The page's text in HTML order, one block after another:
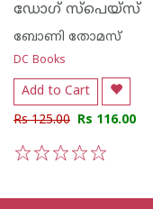
ഡോഗ് സ്പെയ്സ്
ബോണി തോമസ്
DC Books
Add to Cart
Rs 125.00 Rs 116.00